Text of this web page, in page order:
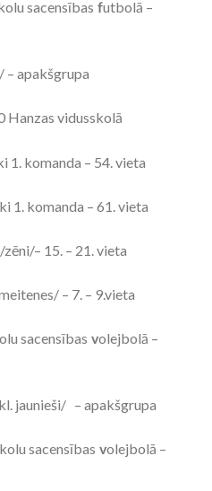
sacensības futbolā –
– apakšgrupa
Hanzas vidusskolā
1. komanda – 54. vieta
1. komanda – 61. vieta
– 15. – 21. vieta
– 7. – 9.vieta
sacensības volejbolā –
jaunieši/ – apakšgrupa
sacensības volejbolā –